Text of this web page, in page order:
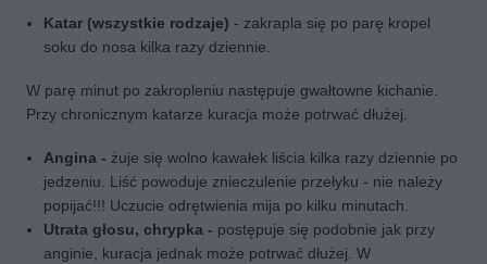
Katar (wszystkie rodzaje) - zakrapla się po parę kropel
soku do nosa kilka razy dziennie.
W parę minut po zakropleniu następuje gwałtowne kichanie.
Przy chronicznym katarze kuracja może potrwać dłużej.
Angina - żuje się wolno kawałek liścia kilka razy dziennie po
jedzeniu. Liść powoduje znieczulenie przełyku - nie należy
popijać!!! Uczucie odrętwienia mija po kilku minutach.
Utrata głosu, chrypka - postępuje się podobnie jak przy
anginie, kuracja jednak może potrwać dłużej. W